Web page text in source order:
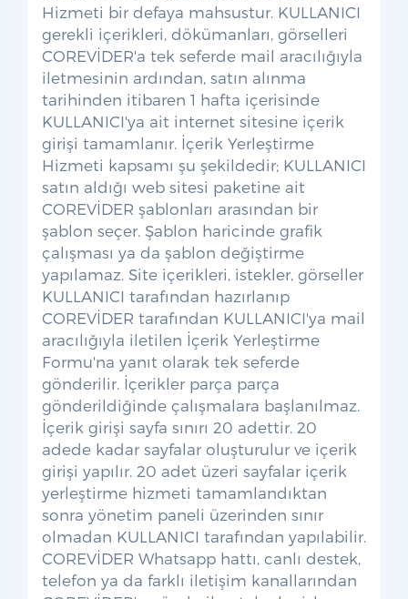
Hizmeti bir defaya mahsustur. KULLANICI
gerekli içerikleri, dökümanları, görselleri
COREVİDER'a tek seferde mail aracılığıyla
iletmesinin ardından, satın alınma
tarihinden itibaren 1 hafta içerisinde
KULLANICI'ya ait internet sitesine içerik
girişi tamamlanır. İçerik Yerleştirme
Hizmeti kapsamı şu şekildedir; KULLANICI
satın aldığı web sitesi paketine ait
COREVİDER şablonları arasından bir
şablon seçer. Şablon haricinde grafik
çalışması ya da şablon değiştirme
yapılamaz. Site içerikleri, istekler, görseller
KULLANICI tarafından hazırlanıp
COREVİDER tarafından KULLANICI'ya mail
aracılığıyla iletilen İçerik Yerleştirme
Formu'na yanıt olarak tek seferde
gönderilir. İçerikler parça parça
gönderildiğinde çalışmalara başlanılmaz.
İçerik girişi sayfa sınırı 20 adettir. 20
adede kadar sayfalar oluşturulur ve içerik
girişi yapılır. 20 adet üzeri sayfalar içerik
yerleştirme hizmeti tamamlandıktan
sonra yönetim paneli üzerinden sınır
olmadan KULLANICI tarafından yapılabilir.
COREVİDER Whatsapp hattı, canlı destek,
telefon ya da farklı iletişim kanallarından